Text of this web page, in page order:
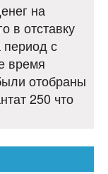
на
в отставку
период с
время
отобраны
250 что